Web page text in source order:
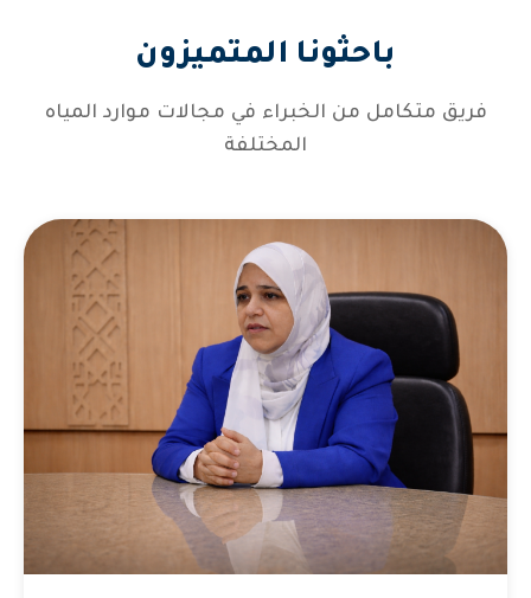
باحثونا المتميزون
فريق متكامل من الخبراء في مجالات موارد المياه
المختلفة